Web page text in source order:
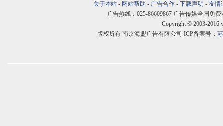
关于本站 - 网站帮助 - 广告合作 - 下载声明 - 友情
广告热线：025-86609867 广告传媒全国免费
Copyright © 2003-2016
版权所有 南京海盟广告有限公司 ICP备案号：